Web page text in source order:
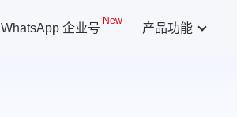
WhatsApp 企业号
New
产品功能